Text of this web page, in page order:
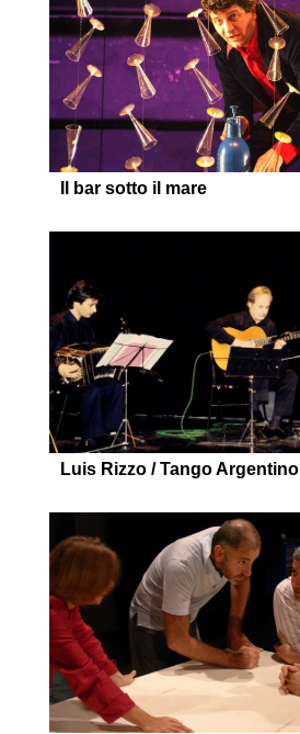
Il bar sotto il mare
Luis Rizzo / Tango Argentino